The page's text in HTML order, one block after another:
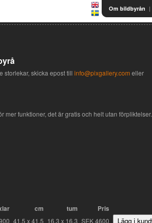
Om bildbyrån |
storlekar, skicka epost till info@pixgallery.com eller
mer funktioner, det är gratis och helt utan förpliktelser.
cm tum Pris
41,5 x 41,5 16,3 x 16,3 SEK 4600